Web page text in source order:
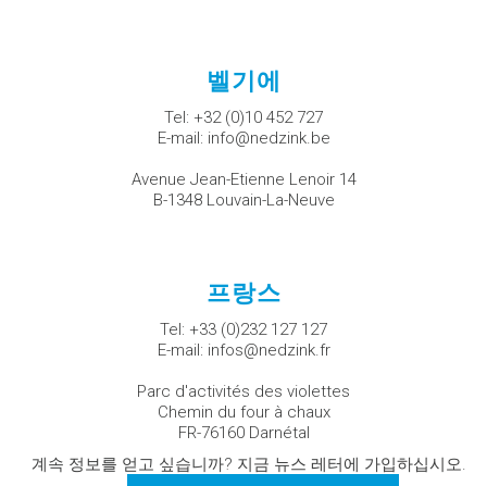
벨기에
Tel: +32 (0)10 452 727
E-mail: info@nedzink.be
Avenue Jean-Etienne Lenoir 14
B-1348 Louvain-La-Neuve
프랑스
Tel: +33 (0)232 127 127
E-mail: infos@nedzink.fr
Parc d'activités des violettes
Chemin du four à chaux
FR-76160 Darnétal
계속 정보를 얻고 싶습니까? 지금 뉴스 레터에 가입하십시오.